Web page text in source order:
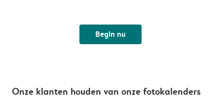
Begin nu
Onze klanten houden van onze fotokalenders